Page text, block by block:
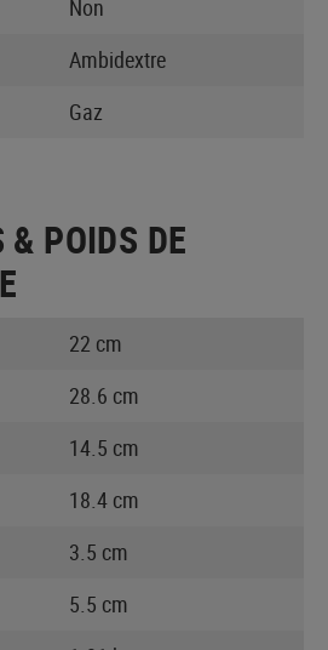
Non
Ambidextre
Gaz
POIDS DE
22 cm
28.6 cm
14.5 cm
18.4 cm
3.5 cm
5.5 cm